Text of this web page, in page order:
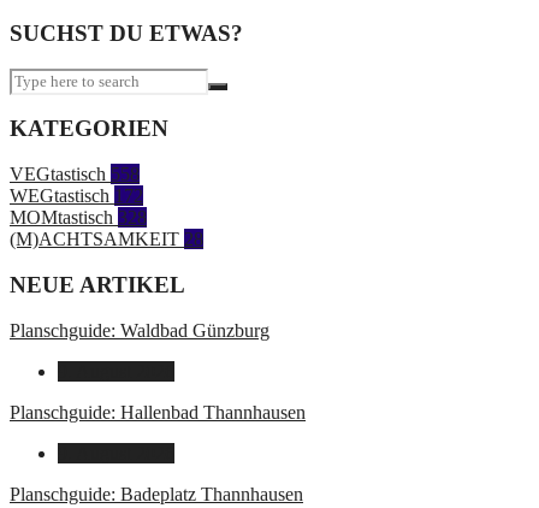
SUCHST DU ETWAS?
KATEGORIEN
VEGtastisch 558
WEGtastisch 172
MOMtastisch 328
(M)ACHTSAMKEIT 28
NEUE ARTIKEL
Planschguide: Waldbad Günzburg
Planschguide: Hallenbad Thannhausen
Planschguide: Badeplatz Thannhausen